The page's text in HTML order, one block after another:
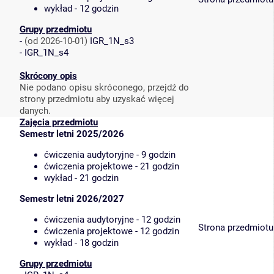
wykład - 12 godzin
Grupy przedmiotu
- (od 2026-10-01) IGR_1N_s3
- IGR_1N_s4
Skrócony opis
Nie podano opisu skróconego, przejdź do
strony przedmiotu aby uzyskać więcej
danych.
Zajęcia przedmiotu
Semestr letni 2025/2026
ćwiczenia audytoryjne - 9 godzin
ćwiczenia projektowe - 21 godzin
wykład - 21 godzin
Semestr letni 2026/2027
ćwiczenia audytoryjne - 12 godzin
ćwiczenia projektowe - 12 godzin
wykład - 18 godzin
Grupy przedmiotu
Strona przedmiotu